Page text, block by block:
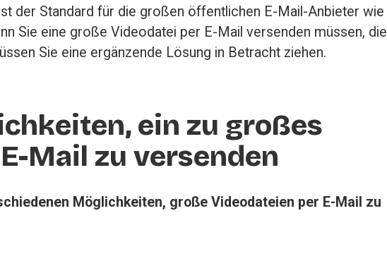
der Standard für die großen öffentlichen E-Mail-Anbieter wie
Sie eine große Videodatei per E-Mail versenden müssen, die
Sie eine ergänzende Lösung in Betracht ziehen.
ein zu großes
Mail zu versenden
Möglichkeiten, große Videodateien per E-Mail zu